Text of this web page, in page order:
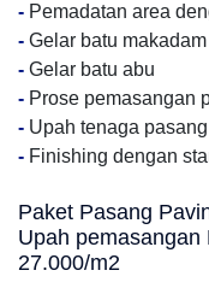
- Pemadatan area
- Gelar batu makadam
- Gelar batu abu
- Prose pemasangan
- Upah tenaga pasang
- Finishing dengan
Paket Pasang
Upah pemasangan
27.000/m2